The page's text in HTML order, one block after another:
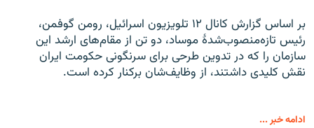
بر اساس گزارش کانال ۱۲ تلویزیون اسرائیل، رومن گوفمن،
رئیس تازه‌منصوب‌شدۀ موساد، دو تن از مقام‌های ارشد این
سازمان را که در تدوین طرحی برای سرنگونی حکومت ایران
نقش کلیدی داشتند، از وظایف‌شان برکنار کرده است.
ادامه خبر ...